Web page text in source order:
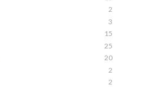
2
3
15
25
20
2
2